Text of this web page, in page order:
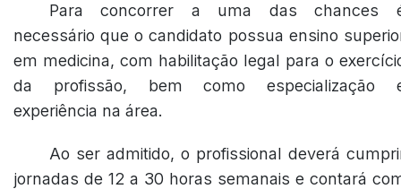
Para concorrer a uma das chances
necessário que o candidato possua ensino
em medicina, com habilitação legal para o
da profissão, bem como especialização
experiência na área.
Ao ser admitido, o profissional deverá
jornadas de 12 a 30 horas semanais e contará